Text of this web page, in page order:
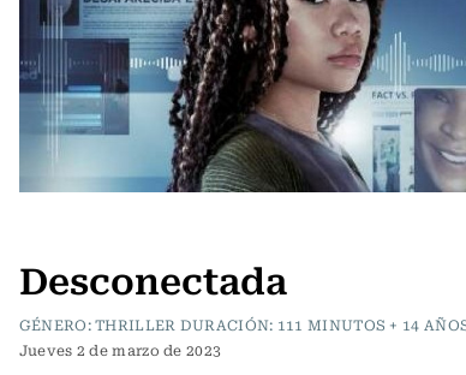
Desconectada
GÉNERO: THRILLER DURACIÓN: 111 MINUTOS + 14
Jueves 2 de marzo de 2023